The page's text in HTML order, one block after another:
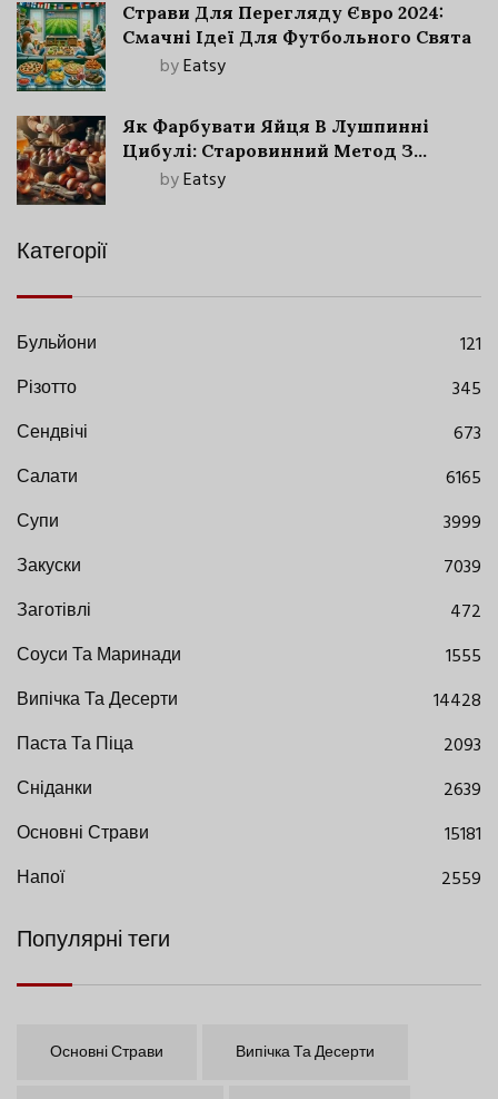
Страви Для Перегляду Євро 2024:
Смачні Ідеї Для Футбольного Свята
byEatsy
Як Фарбувати Яйця В Лушпинні
Цибулі: Старовинний Метод З
Сучасними Нюансами
byEatsy
Категорії
Бульйони
121
Різотто
345
Сендвічі
673
Салати
6165
Супи
3999
Закуски
7039
Заготівлі
472
Соуси Та Маринади
1555
Випічка Та Десерти
14428
Паста Та Піца
2093
Сніданки
2639
Основні Страви
15181
Напої
2559
Популярні теги
Основні Страви Випічка Та Десерти